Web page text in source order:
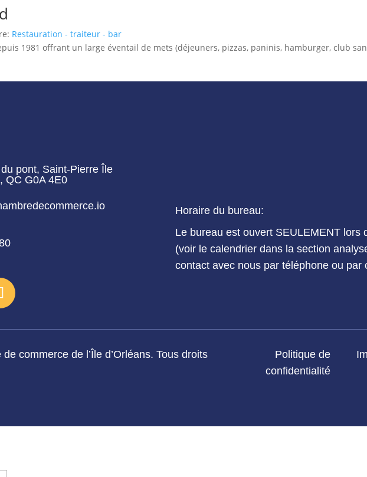
Restauration - traiteur - bar
1981 offrant un large éventail de mets (déjeuners, pizzas, paninis, hamburger, club
pont, Saint-Pierre Île
QC G0A 4E0
Horaire du bureau:
Le bureau est ouvert SEULEMENT lors
(voir le calendrier dans la section
contact avec nous par téléphone ou par
commerce de l’Île d’Orléans. Tous droits
Politique de
confidentialité